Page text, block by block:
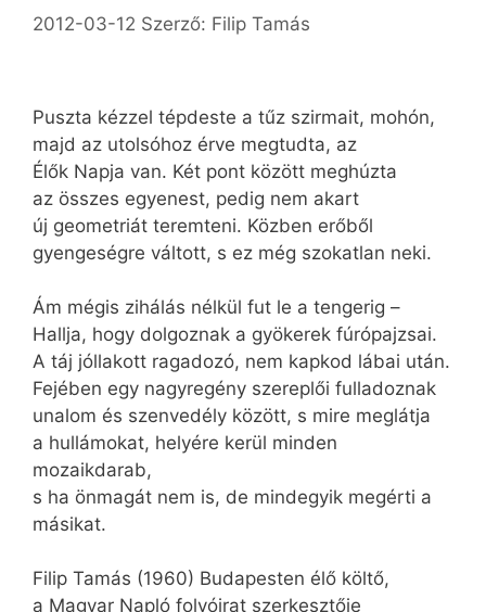
2012-03-12 Szerző: Filip Tamás
Puszta kézzel tépdeste a tűz szirmait, mohón,
majd az utolsóhoz érve megtudta, az
Élők Napja van. Két pont között meghúzta
az összes egyenest, pedig nem akart
új geometriát teremteni. Közben erőből
gyengeségre váltott, s ez még szokatlan neki.
Ám mégis zihálás nélkül fut le a tengerig –
Hallja, hogy dolgoznak a gyökerek fúrópajzsai.
A táj jóllakott ragadozó, nem kapkod lábai után.
Fejében egy nagyregény szereplői fulladoznak
unalom és szenvedély között, s mire meglátja
a hullámokat, helyére kerül minden
mozaikdarab,
s ha önmagát nem is, de mindegyik megérti a
másikat.
Filip Tamás (1960) Budapesten élő költő,
a Magyar Napló folyóirat szerkesztője